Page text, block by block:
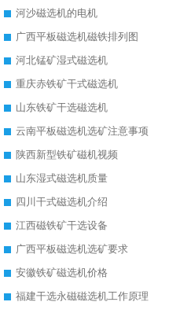
河沙磁选机的电机
广西平板磁选机磁铁排列图
河北锰矿湿式磁选机
重庆赤铁矿干式磁选机
山东铁矿干选磁选机
云南平板磁选机选矿注意事项
陕西新型铁矿磁机视频
山东湿式磁选机质量
四川干式磁选机介绍
江西磁铁矿干选设备
广西平板磁选机选矿要求
安徽铁矿磁选机价格
福建干选永磁磁选机工作原理